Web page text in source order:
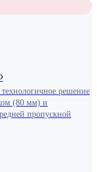
решение
(80 мм) и
пропускной